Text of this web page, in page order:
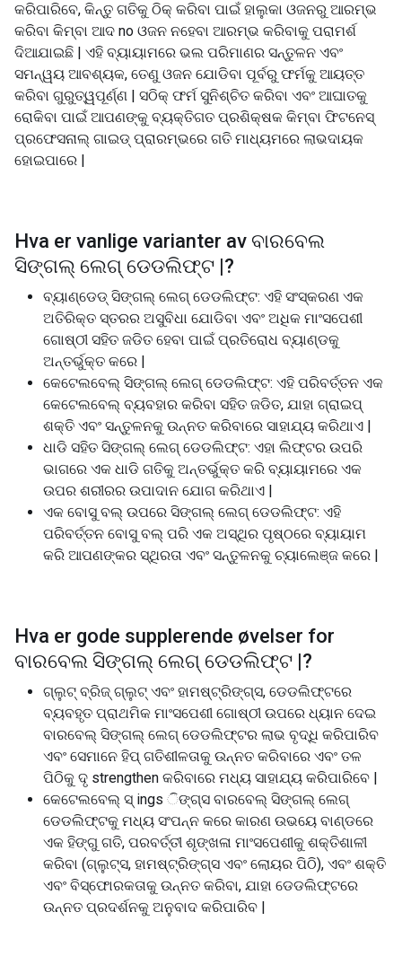
କରିପାରିବେ, କିନ୍ତୁ ଗତିକୁ ଠିକ୍ କରିବା ପାଇଁ ହାଲୁକା ଓଜନରୁ ଆରମ୍ଭ
କରିବା କିମ୍ବା ଆଦ no ଓଜନ ନହେବା ଆରମ୍ଭ କରିବାକୁ ପରାମର୍ଶ
ଦିଆଯାଇଛି | ଏହି ବ୍ୟାୟାମରେ ଭଲ ପରିମାଣର ସନ୍ତୁଳନ ଏବଂ
ସମନ୍ୱୟ ଆବଶ୍ୟକ, ତେଣୁ ଓଜନ ଯୋଡିବା ପୂର୍ବରୁ ଫର୍ମକୁ ଆୟତ୍ତ
କରିବା ଗୁରୁତ୍ୱପୂର୍ଣ୍ଣ | ସଠିକ୍ ଫର୍ମ ସୁନିଶ୍ଚିତ କରିବା ଏବଂ ଆଘାତକୁ
ରୋକିବା ପାଇଁ ଆପଣଙ୍କୁ ବ୍ୟକ୍ତିଗତ ପ୍ରଶିକ୍ଷକ କିମ୍ବା ଫିଟନେସ୍
ପ୍ରଫେସନାଲ୍ ଗାଇଡ୍ ପ୍ରାରମ୍ଭରେ ଗତି ମାଧ୍ୟମରେ ଲାଭଦାୟକ
ହୋଇପାରେ |
Hva er vanlige varianter av ବାରବେଲ
ସିଙ୍ଗଲ୍ ଲେଗ୍ ଡେଡଲିଫ୍ଟ |?
ବ୍ୟାଣ୍ଡେଡ୍ ସିଙ୍ଗଲ୍ ଲେଗ୍ ଡେଡଲିଫ୍ଟ: ଏହି ସଂସ୍କରଣ ଏକ
ଅତିରିକ୍ତ ସ୍ତରର ଅସୁବିଧା ଯୋଡିବା ଏବଂ ଅଧିକ ମାଂସପେଶୀ
ଗୋଷ୍ଠୀ ସହିତ ଜଡିତ ହେବା ପାଇଁ ପ୍ରତିରୋଧ ବ୍ୟାଣ୍ଡକୁ
ଅନ୍ତର୍ଭୁକ୍ତ କରେ |
କେଟେଲବେଲ୍ ସିଙ୍ଗଲ୍ ଲେଗ୍ ଡେଡଲିଫ୍ଟ: ଏହି ପରିବର୍ତ୍ତନ ଏକ
କେଟେଲବେଲ୍ ବ୍ୟବହାର କରିବା ସହିତ ଜଡିତ, ଯାହା ଗ୍ରାଇପ୍
ଶକ୍ତି ଏବଂ ସନ୍ତୁଳନକୁ ଉନ୍ନତ କରିବାରେ ସାହାଯ୍ୟ କରିଥାଏ |
ଧାଡି ସହିତ ସିଙ୍ଗଲ୍ ଲେଗ୍ ଡେଡଲିଫ୍ଟ: ଏହା ଲିଫ୍ଟର ଉପରି
ଭାଗରେ ଏକ ଧାଡି ଗତିକୁ ଅନ୍ତର୍ଭୁକ୍ତ କରି ବ୍ୟାୟାମରେ ଏକ
ଉପର ଶରୀରର ଉପାଦାନ ଯୋଗ କରିଥାଏ |
ଏକ ବୋସୁ ବଲ୍ ଉପରେ ସିଙ୍ଗଲ୍ ଲେଗ୍ ଡେଡଲିଫ୍ଟ: ଏହି
ପରିବର୍ତ୍ତନ ବୋସୁ ବଲ୍ ପରି ଏକ ଅସ୍ଥିର ପୃଷ୍ଠରେ ବ୍ୟାୟାମ
କରି ଆପଣଙ୍କର ସ୍ଥିରତା ଏବଂ ସନ୍ତୁଳନକୁ ଚ୍ୟାଲେଞ୍ଜ କରେ |
Hva er gode supplerende øvelser for
ବାରବେଲ ସିଙ୍ଗଲ୍ ଲେଗ୍ ଡେଡଲିଫ୍ଟ |?
ଗ୍ଲୁଟ୍ ବ୍ରିଜ୍ ଗ୍ଲୁଟ୍ ଏବଂ ହାମଷ୍ଟ୍ରିଙ୍ଗ୍ସ, ଡେଡଲିଫ୍ଟରେ
ବ୍ୟବହୃତ ପ୍ରାଥମିକ ମାଂସପେଶୀ ଗୋଷ୍ଠୀ ଉପରେ ଧ୍ୟାନ ଦେଇ
ବାରବେଲ୍ ସିଙ୍ଗଲ୍ ଲେଗ୍ ଡେଡଲିଫ୍ଟର ଲାଭ ବୃଦ୍ଧି କରିପାରିବ
ଏବଂ ସେମାନେ ହିପ୍ ଗତିଶୀଳତାକୁ ଉନ୍ନତ କରିବାରେ ଏବଂ ତଳ
ପିଠିକୁ ଦୃ strengthen କରିବାରେ ମଧ୍ୟ ସାହାଯ୍ୟ କରିପାରିବେ |
କେଟେଲବେଲ୍ ସ୍ ings ିଙ୍ଗ୍ସ ବାରବେଲ୍ ସିଙ୍ଗଲ୍ ଲେଗ୍
ଡେଡଲିଫ୍ଟକୁ ମଧ୍ୟ ସଂପନ୍ନ କରେ କାରଣ ଉଭୟେ ବାଣ୍ଡରେ
ଏକ ହିଙ୍ଗୁ ଗତି, ପରବର୍ତ୍ତୀ ଶୃଙ୍ଖଳା ମାଂସପେଶୀକୁ ଶକ୍ତିଶାଳୀ
କରିବା (ଗ୍ଲୁଟ୍ସ, ହାମଷ୍ଟ୍ରିଙ୍ଗ୍ସ ଏବଂ ଲୋୟର ପିଠି), ଏବଂ ଶକ୍ତି
ଏବଂ ବିସ୍ଫୋରକତାକୁ ଉନ୍ନତ କରିବା, ଯାହା ଡେଡଲିଫ୍ଟରେ
ଉନ୍ନତ ପ୍ରଦର୍ଶନକୁ ଅନୁବାଦ କରିପାରିବ |